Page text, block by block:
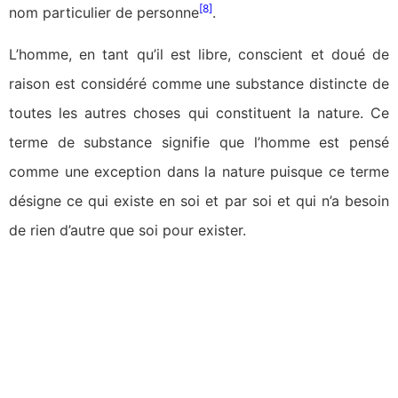
nom particulier de personne[8].
L’homme, en tant qu’il est libre, conscient et doué de
raison est considéré comme une substance distincte de
toutes les autres choses qui constituent la nature. Ce
terme de substance signifie que l’homme est pensé
comme une exception dans la nature puisque ce terme
désigne ce qui existe en soi et par soi et qui n’a besoin
de rien d’autre que soi pour exister.